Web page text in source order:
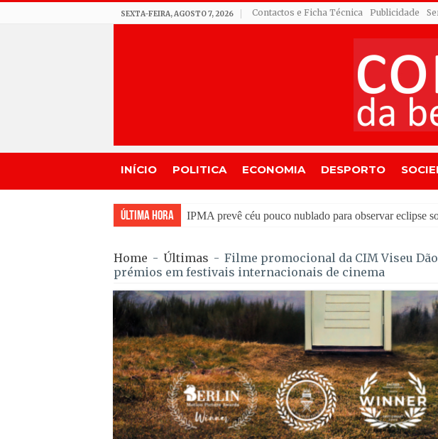
SEXTA-FEIRA, AGOSTO 7, 2026 Contactos e Ficha Técnica Publicidade
INÍCIO POLITICA ECONOMIA DESPORTO
Última Hora Incêndios em Fornos de Alg
Home - Últimas - Filme promocional da CIM Viseu
prémios em festivais internacionais de cinema